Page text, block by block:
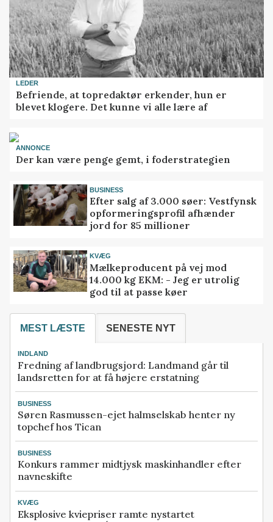
LEDER
Befriende, at topredaktør erkender, hun er
blevet klogere. Det kunne vi alle lære af
ANNONCE
Der kan være penge gemt, i foderstrategien
BUSINESS
Efter salg af 3.000 søer: Vestfynsk
opformeringsprofil afhænder
jord for 85 millioner
KVÆG
Mælkeproducent på vej mod
14.000 kg EKM: - Jeg er utrolig
god til at passe køer
MEST LÆSTE SENESTE NYT
INDLAND
Fredning af landbrugsjord: Landmand går til
landsretten for at få højere erstatning
BUSINESS
Søren Rasmussen-ejet halmselskab henter ny
topchef hos Tican
BUSINESS
Konkurs rammer midtjysk maskinhandler efter
navneskifte
KVÆG
Eksplosive kviepriser ramte nystartet